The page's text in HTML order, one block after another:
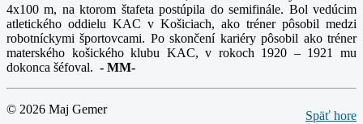
4x100 m, na ktorom štafeta postúpila do semifinále. Bol vedúcim
atletického oddielu KAC v Košiciach, ako tréner pôsobil medzi
robotníckymi športovcami. Po skončení kariéry pôsobil ako tréner
materského košického klubu KAC, v rokoch 1920 – 1921 mu
dokonca šéfoval. - MM-
Späť hore
© 2026 Maj Gemer